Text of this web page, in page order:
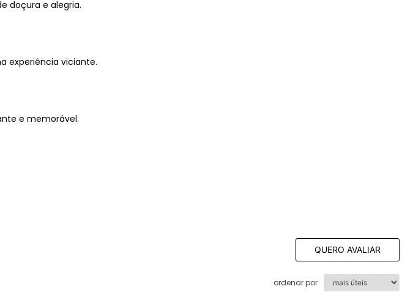
doçura e alegria.
experiência viciante.
e memorável.
QUERO AVALIAR
ordenar por